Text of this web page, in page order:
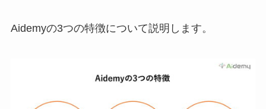
Aidemyの3つの特徴について説明します。